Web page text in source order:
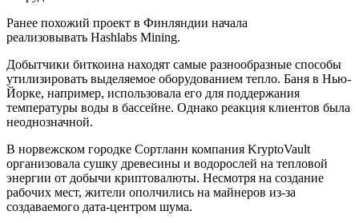
Ранее похожий проект в Финляндии начала
реализовывать Hashlabs Mining.
Добытчики биткоина находят самые разнообразные способы
утилизировать выделяемое оборудованием тепло. Баня в Нью-
Йорке, например, использовала его для поддержания
температуры воды в бассейне. Однако реакция клиентов была
неоднозначной.
В норвежском городке Сортланн компания KryptoVault
организовала сушку древесины и водорослей на тепловой
энергии от добычи криптовалюты. Несмотря на создание
рабочих мест, жители ополчились на майнеров из-за
создаваемого дата-центром шума.